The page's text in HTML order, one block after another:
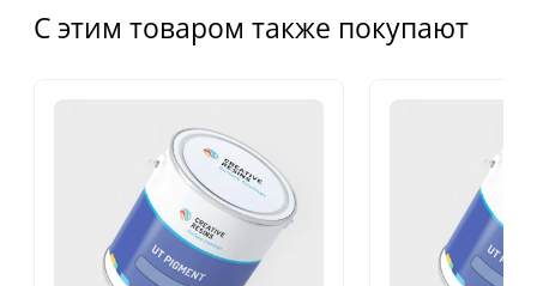
С этим товаром также покупают